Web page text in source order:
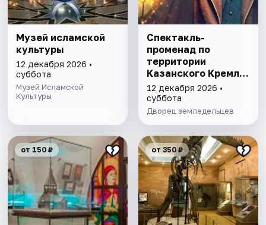
Музей исламской
культуры
12 декабря 2026 •
суббота
Музей Исламской
Культуры
Спектакль-
променад по
территории
Казанского Кремля
с фонарщиком
Фаролеро
12 декабря 2026 •
суббота
Дворец земледельцев
от 150 ₽ от 350 ₽